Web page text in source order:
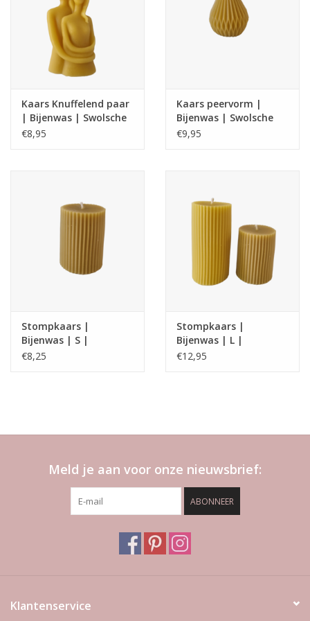
7 branduren
Afmeting : 5 x 6 cm
Kaars Knuffelend paar
| Bijenwas | Swolsche
Imker
€8,95
Kaars peervorm |
Bijenwas | Swolsche
Imker
€9,95
Stompkaars |
Bijenwas | S |
Swolsche Imker
€8,25
Stompkaars |
Bijenwas | L |
Swolsche Imker
€12,95
Meld je aan voor onze nieuwsbrief:
ABONNEER
Klantenservice